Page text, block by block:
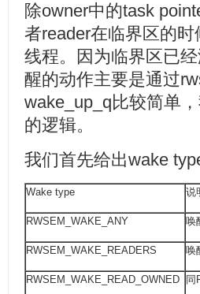
除owner中的task
者reader在临界区的
线程。因为临界区已
醒的动作主要是通过
wake_up_q比较简单
的逻辑。
我们首先给出wake
Wake type 说
RWSEM_WAKE_ANY 唤
RWSEM_WAKE_READERS 唤
RWSEM_WAKE_READ_OWNED 同